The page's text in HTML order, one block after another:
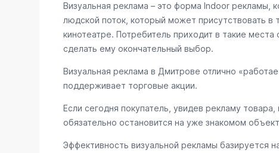
Визуальная реклама – это форма Indoor рекламы,
людской поток, который может присутствовать в
кинотеатре. Потребитель приходит в такие
сделать ему окончательный выбор.
Визуальная реклама в Дмитрове отлично
поддерживает торговые акции.
Если сегодня покупатель, увидев рекламу
обязательно остановится на уже знакомом
Эффективность визуальной рекламы базируется